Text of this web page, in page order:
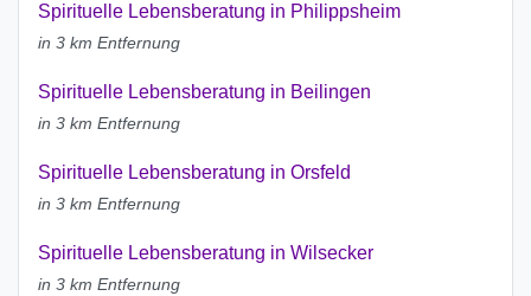
Spirituelle Lebensberatung in Philippsheim
in 3 km Entfernung
Spirituelle Lebensberatung in Beilingen
in 3 km Entfernung
Spirituelle Lebensberatung in Orsfeld
in 3 km Entfernung
Spirituelle Lebensberatung in Wilsecker
in 3 km Entfernung